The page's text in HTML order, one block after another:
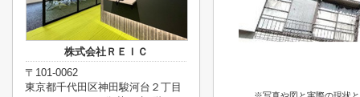
株式会社ＲＥＩＣ
〒101-0062
東京都千代田区神田駿河台２丁目